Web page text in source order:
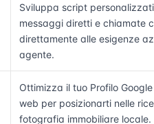
Sviluppa script
messaggi diretti e chiamate
direttamente alle esigenze
agente.
Ottimizza il tuo Profilo
web per posizionarti nelle
fotografia immobiliare locale.